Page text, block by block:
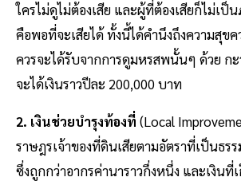
ใครไม่ดูไม่ต้องเสีย และผู้ที่ต้องเสียก็ไม่เป็
คือพอที่จะเสียได้ ทั้งนี้ได้คำนึงถึงความสุข
ควรจะได้รับจากการดูมหรสพนั้นๆ ด้วย ก
จะได้เงินราวปีละ 200,000 บาท
2. เงินช่วยบำรุงท้องที่ (Local
ราษฎรเจ้าของที่ดินเสียตามอัตราที่เป็นธร
ซึ่งถูกกว่าอากรค่านาราวกึ่งหนึ่ง และเงินที่